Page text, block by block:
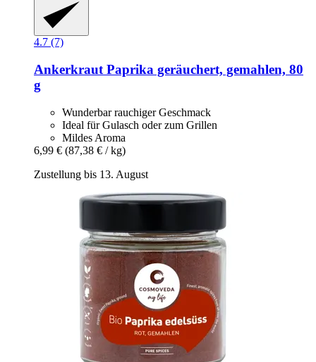
4.7 (7)
Ankerkraut Paprika geräuchert, gemahlen, 80
g
Wunderbar rauchiger Geschmack
Ideal für Gulasch oder zum Grillen
Mildes Aroma
6,99 € (87,38 € / kg)
Zustellung bis 13. August